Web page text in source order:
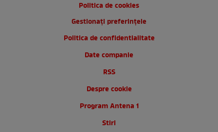
Politica de cookies
Gestionați preferințele
Politica de confidentialitate
Date companie
RSS
Despre cookie
Program Antena 1
Stiri